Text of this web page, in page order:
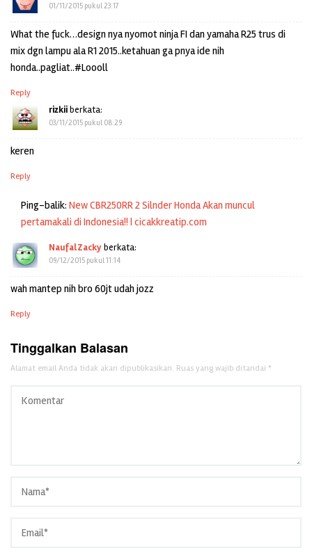
01/11/2015 pukul 23:17
What the fuck…design nya nyomot ninja FI dan yamaha R25 trus di
mix dgn lampu ala R1 2015..ketahuan ga pnya ide nih
honda..pagliat..#Loooll
Reply
rizkiiberkata:
03/11/2015 pukul 08:29
keren
Reply
Ping-balik: New CBR250RR 2 Silnder Honda Akan muncul
pertamakali di Indonesia!! | cicakkreatip.com
Naufal Zackyberkata:
09/12/2015 pukul 11:14
wah mantep nih bro 60jt udah jozz
Reply
Tinggalkan Balasan
Alamat email Anda tidak akan dipublikasikan. Ruas yang wajib ditandai *